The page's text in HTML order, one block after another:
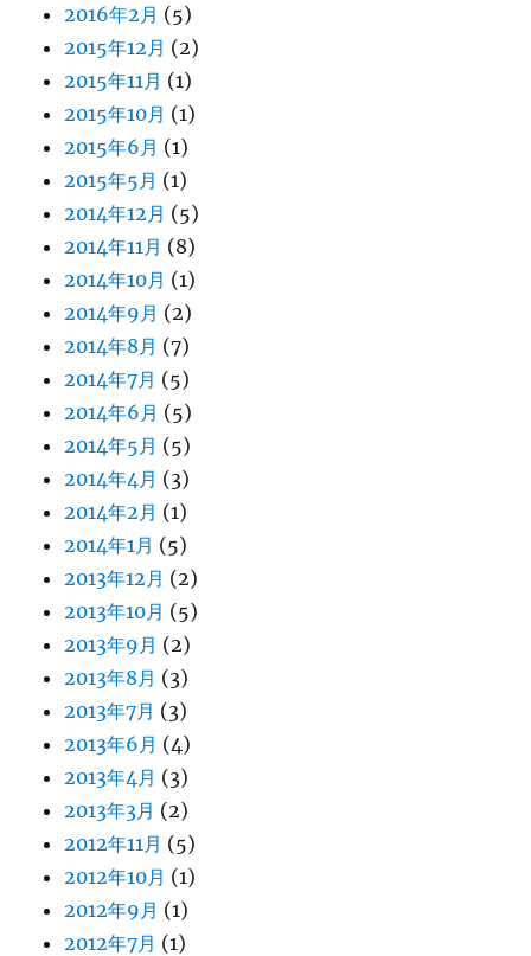
2016年2月 (5)
2015年12月 (2)
2015年11月 (1)
2015年10月 (1)
2015年6月 (1)
2015年5月 (1)
2014年12月 (5)
2014年11月 (8)
2014年10月 (1)
2014年9月 (2)
2014年8月 (7)
2014年7月 (5)
2014年6月 (5)
2014年5月 (5)
2014年4月 (3)
2014年2月 (1)
2014年1月 (5)
2013年12月 (2)
2013年10月 (5)
2013年9月 (2)
2013年8月 (3)
2013年7月 (3)
2013年6月 (4)
2013年4月 (3)
2013年3月 (2)
2012年11月 (5)
2012年10月 (1)
2012年9月 (1)
2012年7月 (1)